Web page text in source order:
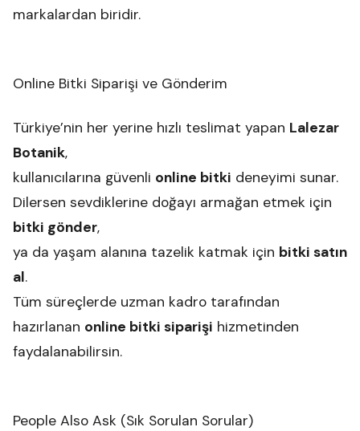
markalardan biridir.
Online Bitki Siparişi ve Gönderim
Türkiye’nin her yerine hızlı teslimat yapan Lalezar
Botanik,
kullanıcılarına güvenli online bitki deneyimi sunar.
Dilersen sevdiklerine doğayı armağan etmek için
bitki gönder,
ya da yaşam alanına tazelik katmak için bitki satın
al.
Tüm süreçlerde uzman kadro tarafından
hazırlanan online bitki siparişi hizmetinden
faydalanabilirsin.
People Also Ask (Sık Sorulan Sorular)